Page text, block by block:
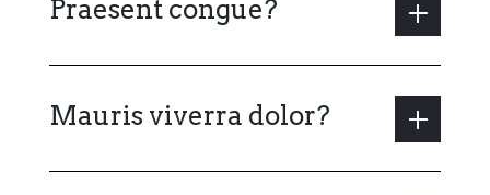
Praesent congue?
Mauris viverra dolor?